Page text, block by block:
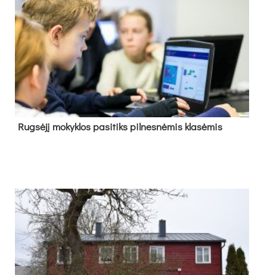
Rug­sė­jį mo­kyk­los pa­si­tiks pil­nes­nė­mis kla­sė­mis